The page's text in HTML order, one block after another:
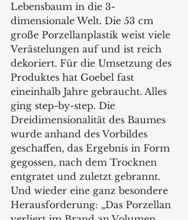
Lebensbaum in die 3-
dimensionale Welt. Die 53 cm
große Porzellanplastik weist viele
Verästelungen auf und ist reich
dekoriert. Für die Umsetzung des
Produktes hat Goebel fast
eineinhalb Jahre gebraucht. Alles
ging step-by-step. Die
Dreidimensionalität des Baumes
wurde anhand des Vorbildes
geschaffen, das Ergebnis in Form
gegossen, nach dem Trocknen
entgratet und zuletzt gebrannt.
Und wieder eine ganz besondere
Herausforderung: „Das Porzellan